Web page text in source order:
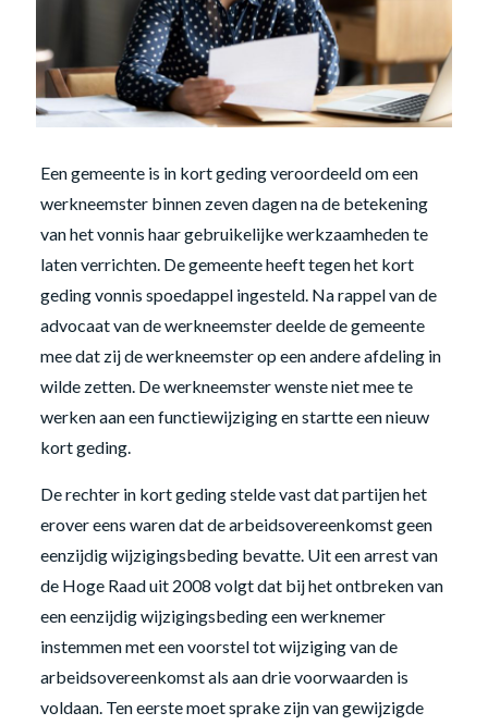
Een gemeente is in kort geding veroordeeld om een
werkneemster binnen zeven dagen na de betekening
van het vonnis haar gebruikelijke werkzaamheden te
laten verrichten. De gemeente heeft tegen het kort
geding vonnis spoedappel ingesteld. Na rappel van de
advocaat van de werkneemster deelde de gemeente
mee dat zij de werkneemster op een andere afdeling in
wilde zetten. De werkneemster wenste niet mee te
werken aan een functiewijziging en startte een nieuw
kort geding.
De rechter in kort geding stelde vast dat partijen het
erover eens waren dat de arbeidsovereenkomst geen
eenzijdig wijzigingsbeding bevatte. Uit een arrest van
de Hoge Raad uit 2008 volgt dat bij het ontbreken van
een eenzijdig wijzigingsbeding een werknemer
instemmen met een voorstel tot wijziging van de
arbeidsovereenkomst als aan drie voorwaarden is
voldaan. Ten eerste moet sprake zijn van gewijzigde